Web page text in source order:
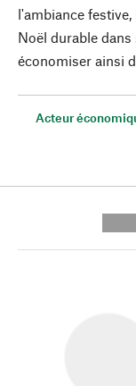
l'ambiance
Noël durable
économiser ainsi
Acteur